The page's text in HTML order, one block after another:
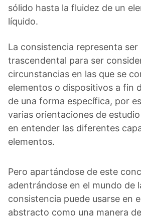
sólido hasta la fluidez de un
líquido.
La consistencia representa ser
trascendental para ser
circunstancias en las que se
elementos o dispositivos a fin
de una forma específica, por
varias orientaciones de
en entender las diferentes
elementos.
Pero apartándose de este
adentrándose en el mundo de
consistencia puede usarse en
abstracto como una manera